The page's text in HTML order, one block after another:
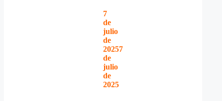
7
de
julio
de
20257
de
julio
de
2025